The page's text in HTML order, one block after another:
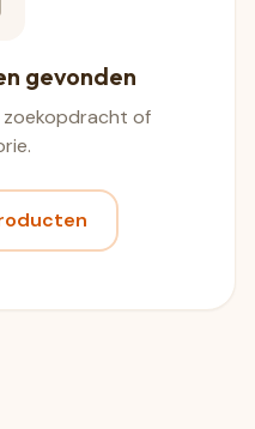
gevonden
zoekopdracht of